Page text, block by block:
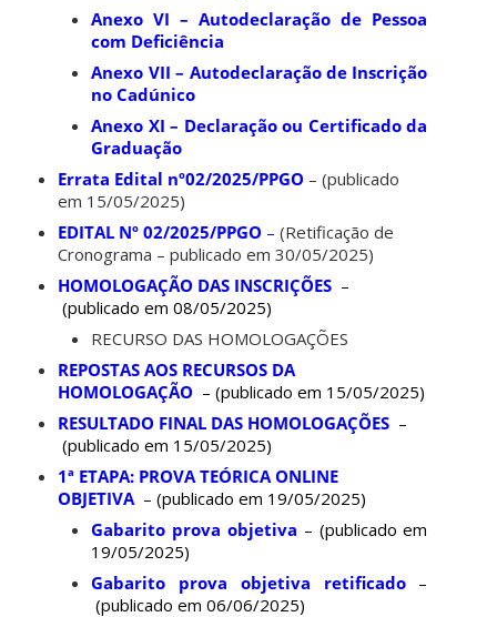
Anexo VI – Autodeclaração de Pessoa
com Deficiência
Anexo VII – Autodeclaração de Inscrição
no Cadúnico
Anexo XI – Declaração ou Certificado da
Graduação
Errata Edital nº02/2025/PPGO – (publicado
em 15/05/2025)
EDITAL Nº 02/2025/PPGO –(Retificação de
Cronograma – publicado em 30/05/2025)
HOMOLOGAÇÃO DAS INSCRIÇÕES –
(publicado em 08/05/2025)
RECURSO DAS HOMOLOGAÇÕES
REPOSTAS AOS RECURSOS DA
HOMOLOGAÇÃO – (publicado em 15/05/2025)
RESULTADO FINAL DAS HOMOLOGAÇÕES –
(publicado em 15/05/2025)
1ª ETAPA: PROVA TEÓRICA ONLINE
OBJETIVA – (publicado em 19/05/2025)
Gabarito prova objetiva – (publicado em
19/05/2025)
Gabarito prova objetiva retificado–
(publicado em 06/06/2025)